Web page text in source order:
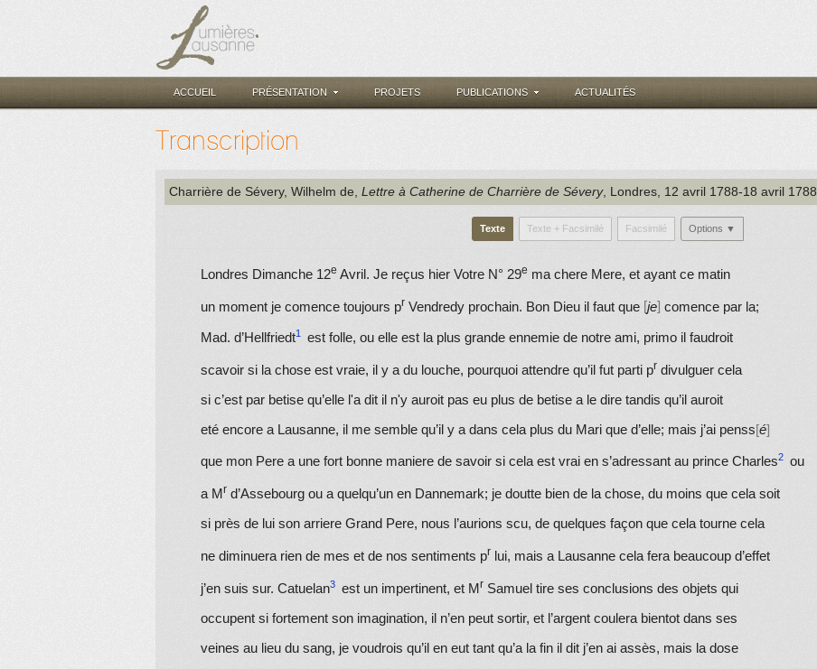
ACCUEIL PRÉSENTATION PROJETS PUBLICATIONS ACTUALITÉS
Transcription
Charrière de Sévery, Wilhelm de Lettre à Catherine de Charrière de Sévery, Londres , 12 avril 1788-18 avril 1788
Texte Texte + Facsimilé Facsimilé Options ▼
Londres Dimanche 12e Avril. Je reçus hier Votre N° 29e ma chere Mere, et ayant ce matin
un moment je comence toujours pr Vendredy prochain. Bon Dieu il faut que je comence par la;
Mad. d’Hellfriedt est folle, ou elle est la plus grande ennemie de notre ami, primo il faudroit
scavoir si la chose est vraie, il y a du louche, pourquoi attendre qu’il fut parti pr divulguer cela
si c’est par betise qu’elle l'a dit il n'y auroit pas eu plus de betise a le dire tandis qu’il auroit
eté encore a Lausanne, il me semble qu’il y a dans cela plus du Mari que d’elle; mais j’ai penss é
que mon Pere a une fort bonne maniere de savoir si cela est vrai en s’adressant au prince Charles ou
a M r d’Assebourg ou a quelqu’un en Dannemark; je doutte bien de la chose, du moins que cela soit
si près de lui son arriere Grand Pere, nous l’aurions scu, de quelques façon que cela tourne cela
ne diminuera rien de mes et de nos sentiments pr lui, mais a Lausanne cela fera beaucoup d’effet
j’en suis sur. Catuelan est un impertinent, et M r Samuel tire ses conclusions des objets qui
occupent si fortement son imagination, il n’en peut sortir, et l’argent coulera bientot dans ses
veines au lieu du sang, je voudrois qu’il en eut tant qu’a la fin il dit j’en ai assès, mais la dose